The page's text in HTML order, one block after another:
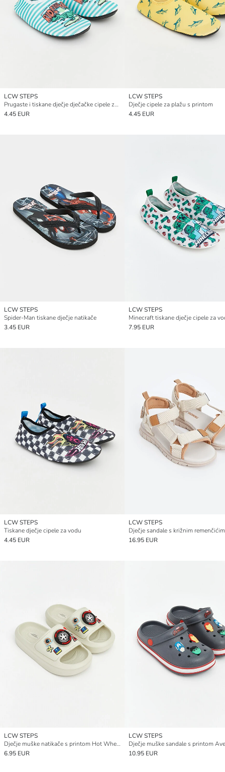
LCW STEPS
Prugaste i tiskane dječje dječačke cipele za vodu
4.45 EUR
LCW STEPS
Dječje cipele za plažu s printom
4.45 EUR
LCW STEPS
Spider-Man tiskane dječje natikače
3.45 EUR
LCW STEPS
Minecraft tiskane dječje cipele za
7.95 EUR
LCW STEPS
Tiskane dječje cipele za vodu
4.45 EUR
LCW STEPS
Dječje sandale s križnim
16.95 EUR
LCW STEPS
Dječje muške natikače s printom Hot Wheels
6.95 EUR
LCW STEPS
Dječje muške sandale s printom
10.95 EUR